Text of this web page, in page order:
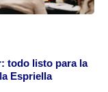
todo listo para la
Espriella